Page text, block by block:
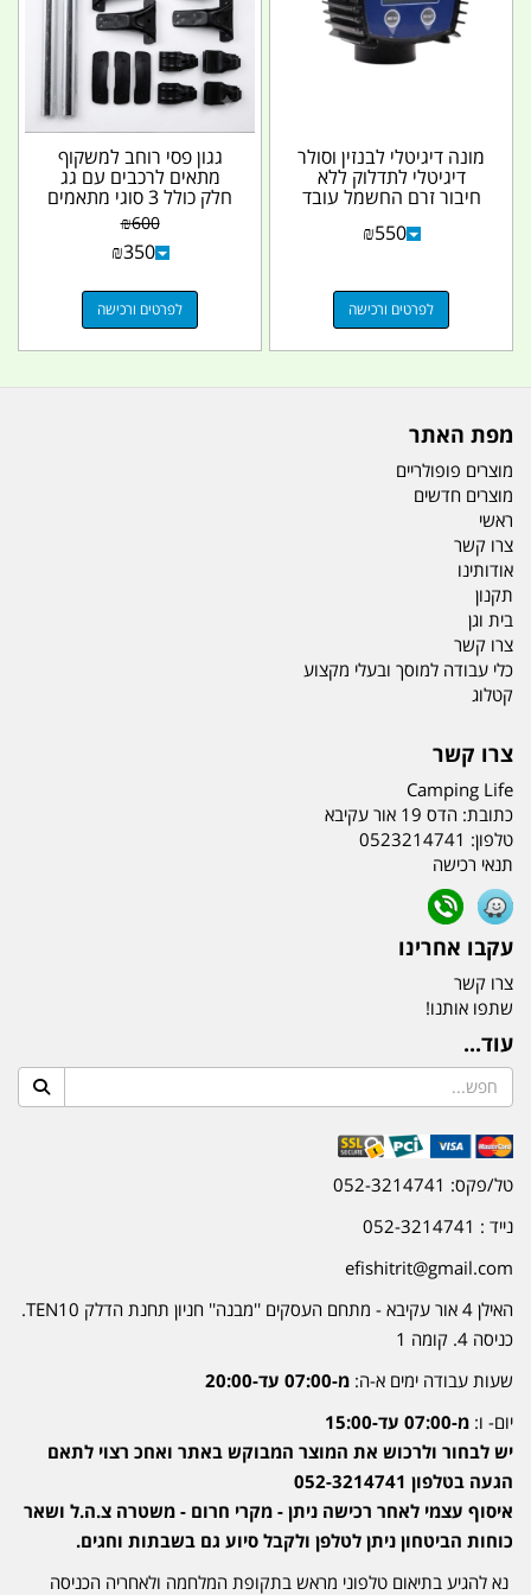
מונה דיגיטלי לבנזין וסולר
דיגיטלי לתדלוק ללא
חיבור זרם החשמל עובד
₪550
לפרטים ורכישה
גגון פסי רוחב למשקוף
מתאים לרכבים עם גג
חלק כולל 3 סוגי מתאמים
לגג אוניברסלי...
₪600
₪350
לפרטים ורכישה
מפת האתר
מוצרים פופולריים
מוצרים חדשים
ראשי
צרו קשר
אודותינו
תקנון
בית וגן
צרו קשר
כלי עבודה למוסך ובעלי מקצוע
קטלוג
צרו קשר
Camping Life
כתובת: הדס 19 אור עקיבא
טלפון: 0523214741
תנאי רכישה
עקבו אחרינו
צרו קשר
שתפו אותנו!
עוד...
טל/פקס: 052-3214741
נייד : 052-3214741
efishitrit@gmail.com
האילן 4 אור עקיבא - מתחם העסקים ''מבנה'' חניון תחנת הדלק TEN10.
כניסה 4. קומה 1
שעות עבודה ימים א-ה: מ-07:00 עד-20:00
יום- ו: מ-07:00 עד-15:00
יש לבחור ולרכוש את המוצר המבוקש באתר ואחכ רצוי לתאם
הגעה בטלפון 052-3214741
איסוף עצמי לאחר רכישה ניתן - מקרי חרום - משטרה צ.ה.ל ושאר
כוחות הביטחון ניתן לטלפן ולקבל סיוע גם בשבתות וחגים.
נא להגיע בתיאום טלפוני מראש בתקופת המלחמה ולאחריה הכניסה